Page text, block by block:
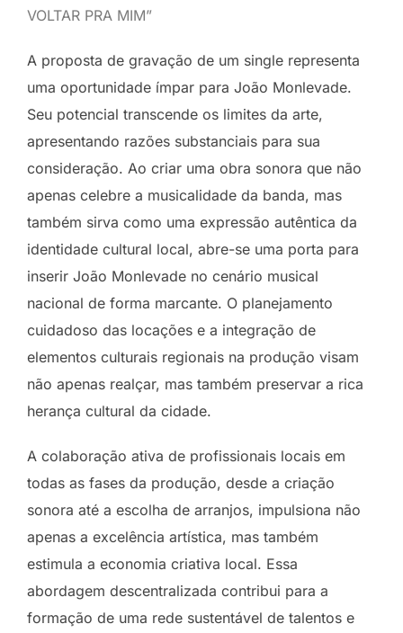
VOLTAR PRA MIM”
A proposta de gravação de um single representa
uma oportunidade ímpar para João Monlevade.
Seu potencial transcende os limites da arte,
apresentando razões substanciais para sua
consideração. Ao criar uma obra sonora que não
apenas celebre a musicalidade da banda, mas
também sirva como uma expressão autêntica da
identidade cultural local, abre-se uma porta para
inserir João Monlevade no cenário musical
nacional de forma marcante. O planejamento
cuidadoso das locações e a integração de
elementos culturais regionais na produção visam
não apenas realçar, mas também preservar a rica
herança cultural da cidade.
A colaboração ativa de profissionais locais em
todas as fases da produção, desde a criação
sonora até a escolha de arranjos, impulsiona não
apenas a excelência artística, mas também
estimula a economia criativa local. Essa
abordagem descentralizada contribui para a
formação de uma rede sustentável de talentos e